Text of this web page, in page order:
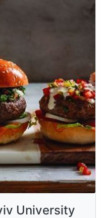
University